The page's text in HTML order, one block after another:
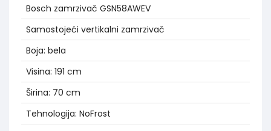
Bosch zamrzivač GSN58AWEV
Samostojeći vertikalni zamrzivač
Boja: bela
Visina: 191 cm
Širina: 70 cm
Tehnologija: NoFrost